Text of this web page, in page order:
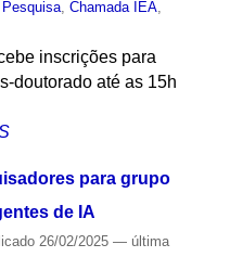
Pesquisa, Chamada IEA,
inscrições para
doutorado até as 15h
para grupo
de IA
26/02/2025 — última